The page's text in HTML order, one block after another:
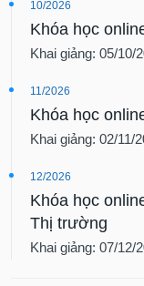
10/2026
Khóa học
Khai giảng: 05/10/
11/2026
Khóa học
Khai giảng: 02/11/
12/2026
Khóa học
Thị trường
Khai giảng: 07/12/